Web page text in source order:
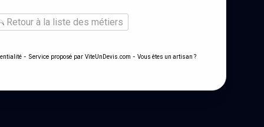
Retour à la liste des métiers
- Service proposé par ViteUnDevis.com - Vous êtes un artisan ?